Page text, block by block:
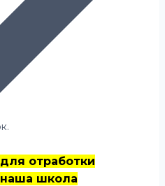
отработки
школа